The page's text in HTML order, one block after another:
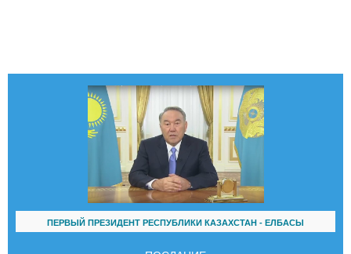
ПЕРВЫЙ ПРЕЗИДЕНТ РЕСПУБЛИКИ КАЗАХСТАН - ЕЛБАСЫ